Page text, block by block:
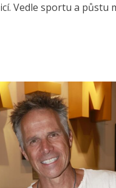
Vedle sportu a půstu